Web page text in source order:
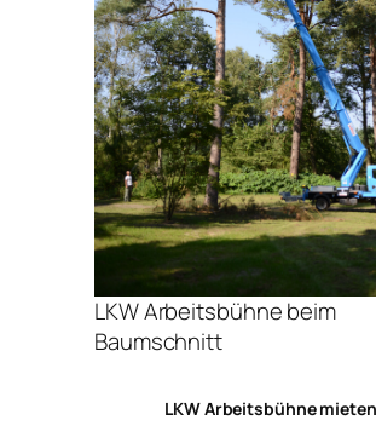
LKW Arbeitsbühne beim
Baumschnitt
LKW Arbeitsbühne mieten